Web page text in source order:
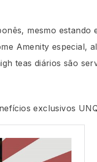
mesmo estando
Amenity especial,
teas diários são
exclusivos